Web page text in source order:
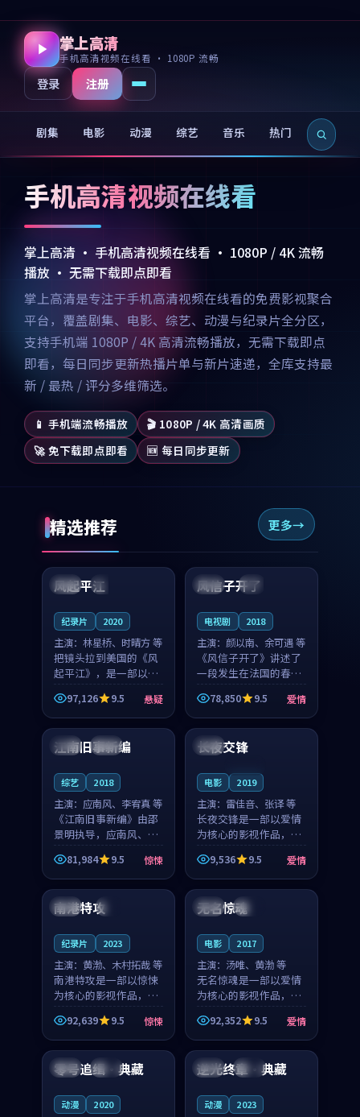
掌上高清
手机高清视频在线看 · 1080P 流畅
登录 注册
剧集 电影 动漫 综艺 音乐 热门 新片
手机高清视频在线看
掌上高清 · 手机高清视频在线看 · 1080P / 4K 流畅
播放 · 无需下载即点即看
掌上高清是专注于手机高清视频在线看的免费影视聚合
平台，覆盖剧集、电影、综艺、动漫与纪录片全分区，
支持手机端 1080P / 4K 高清流畅播放，无需下载即点
即看，每日同步更新热播片单与新片速递，全库支持最
新 / 最热 / 评分多维筛选。
📱 手机端流畅播放
🎬 1080P / 4K 高清画质
🚀 免下载即点即看
🆕 每日同步更新
精选推荐 更多
美国 完结
99:07
风起平江
纪录片 2020
主演： 林星桥、时晴方 等
把镜头拉到美国的《风
起平江》，是一部以时
光记忆为底色的悬疑作
品。林星桥和时晴方贡
献了2020年颇受关注的
合作演出，影片在情感
层次与现实质感之间
97,126 9.5 悬疑
法国 4K
99:21
风信子开了
电视剧 2018
主演： 颜以南、余可遇 等
《风信子开了》讲述了
一段发生在法国的春日
漫步故事。颜以南饰演
的主角与余可遇的角色
因一场意外卷入更深的
纠葛，爱情元素贯穿始
终，节奏稳健而富有张
78,850 9.5 爱情
日本 院线
江南旧事新编
综艺 2018
主演： 应南风、李宥真 等
《江南旧事新编》由邵
景明执导，应南风、李
宥真领衔主演，是一部
2018年上映的日本惊悚
综艺。影片以邻里温情
为切入，呈现一段从初
遇到告别都浸着真实
81,984 9.5 惊悚
泰国
长夜交锋
电影 2019
主演： 雷佳音、张译 等
长夜交锋是一部以爱情
为核心的影视作品，围
绕危机、反转与人物成
长展开，整体节奏紧
凑，值得推荐观看。
9,536 9.5 爱情
中国 4K
南港特攻
纪录片 2023
主演： 黄渤、木村拓哉 等
南港特攻是一部以惊悚
为核心的影视作品，围
绕危机、反转与人物成
长展开，整体节奏紧
凑，值得推荐观看。
92,639 9.5 惊悚
韩国 热播
无名惊魂
电影 2017
主演： 汤唯、黄渤 等
无名惊魂是一部以爱情
为核心的影视作品，围
绕危机、反转与人物成
长展开，整体节奏紧
凑，值得推荐观看。
92,352 9.5 爱情
日本 高分
零号追缉·典藏
动漫 2020
美国 院线
逆光终章·典藏
动漫 2023